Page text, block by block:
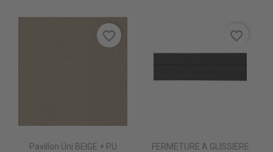
Pavillon Uni BEIGE + PU
favorite_border
FERMETURE A GLISSIERE
favorite_border